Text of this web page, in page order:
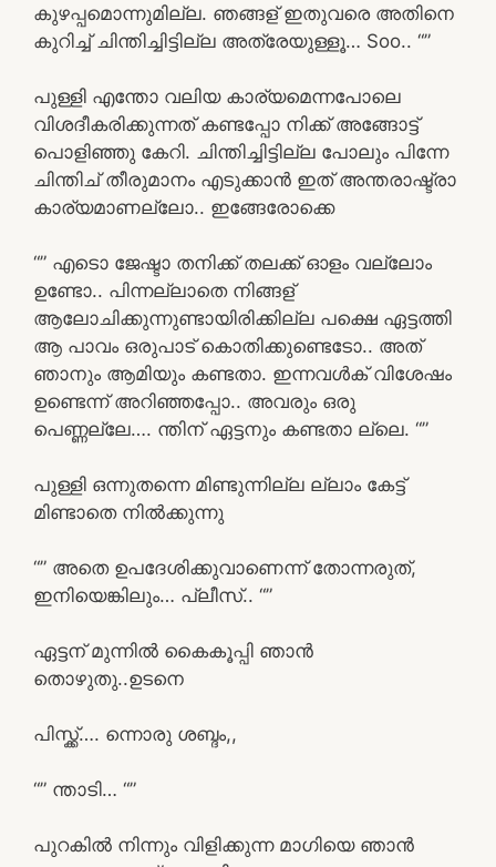
കുഴപ്പമൊന്നുമില്ല. ഞങ്ങള് ഇതുവരെ അതിനെ
കുറിച്ച് ചിന്തിച്ചിട്ടില്ല അത്രേയുള്ളൂ… Soo.. “”
പുള്ളി എന്തോ വലിയ കാര്യമെന്നപോലെ
വിശദീകരിക്കുന്നത് കണ്ടപ്പോ നിക്ക് അങ്ങോട്ട്
പൊളിഞ്ഞു കേറി. ചിന്തിച്ചിട്ടില്ല പോലും പിന്നേ
ചിന്തിച് തീരുമാനം എടുക്കാൻ ഇത് അന്തരാഷ്ട്രാ
കാര്യമാണല്ലോ.. ഇങ്ങേരോക്കെ
“” എടൊ ജേഷ്ടാ തനിക്ക് തലക്ക് ഓളം വല്ലോം
ഉണ്ടോ.. പിന്നല്ലാതെ നിങ്ങള്
ആലോചിക്കുന്നുണ്ടായിരിക്കില്ല പക്ഷെ ഏട്ടത്തി
ആ പാവം ഒരുപാട് കൊതിക്കുണ്ടെടോ.. അത്
ഞാനും ആമിയും കണ്ടതാ. ഇന്നവൾക് വിശേഷം
ഉണ്ടെന്ന് അറിഞ്ഞപ്പോ.. അവരും ഒരു
പെണ്ണല്ലേ…. ന്തിന് ഏട്ടനും കണ്ടതാ ല്ലെ. “”
പുള്ളി ഒന്നുതന്നെ മിണ്ടുന്നില്ല ല്ലാം കേട്ട്
മിണ്ടാതെ നിൽക്കുന്നു
“” അതെ ഉപദേശിക്കുവാണെന്ന് തോന്നരുത്,
ഇനിയെങ്കിലും… പ്ലീസ്.. “”
ഏട്ടന് മുന്നിൽ കൈകൂപ്പി ഞാൻ
തൊഴുതു..ഉടനെ
പിസ്ക്ക്…. ന്നൊരു ശബ്ദം,,
“” ന്താടി… “”
പുറകിൽ നിന്നും വിളിക്കുന്ന മാഗിയെ ഞാൻ